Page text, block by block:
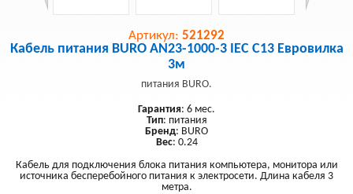
Артикул: 521292
Кабель питания BURO AN23-1000-3 IEC C13 Евровилка
3м
питания BURO.
Гарантия: 6 мес.
Тип: питания
Бренд: BURO
Вес: 0.24
Кабель для подключения блока питания компьютера, монитора или
источника бесперебойного питания к электросети. Длина кабеля 3
метра.